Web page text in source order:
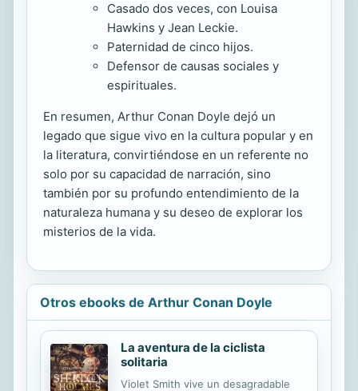
Casado dos veces, con Louisa
Hawkins y Jean Leckie.
Paternidad de cinco hijos.
Defensor de causas sociales y
espirituales.
En resumen, Arthur Conan Doyle dejó un
legado que sigue vivo en la cultura popular y en
la literatura, convirtiéndose en un referente no
solo por su capacidad de narración, sino
también por su profundo entendimiento de la
naturaleza humana y su deseo de explorar los
misterios de la vida.
Otros ebooks de Arthur Conan Doyle
La aventura de la ciclista
solitaria
Violet Smith vive un desagradable